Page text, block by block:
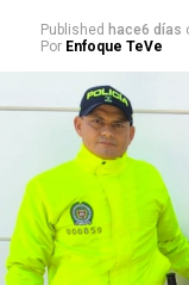
Published hace6 días
Por Enfoque TeVe